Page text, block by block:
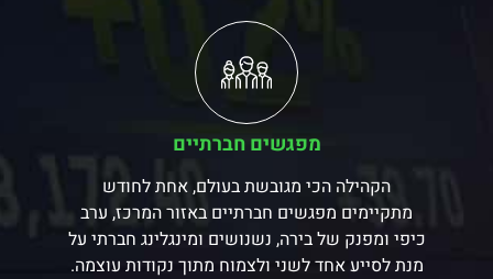
מפגשים חברתיים
הקהילה הכי מגובשת בעולם, אחת לחודש
מתקיימים מפגשים חברתיים באזור המרכז, ערב
כיפי ומפנק של בירה, נשנושים ומינגלינג חברתי על
מנת לסייע אחד לשני ולצמוח מתוך נקודות עוצמה.